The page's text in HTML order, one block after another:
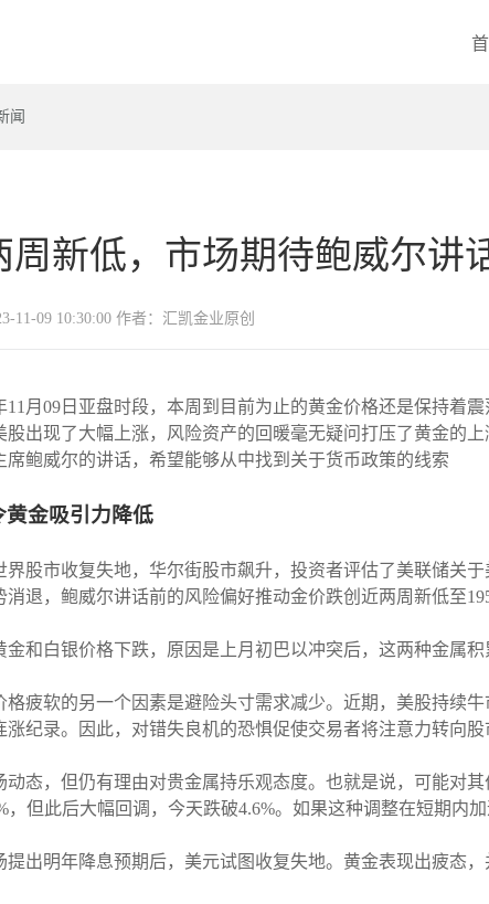
闻
周新低，市场期待鲍威尔讲
11-09 10:30:00 作者：汇凯金业原创
11月09日亚盘时段，本周到目前为止的黄金价格还是保持着
股出现了大幅上涨，风险资产的回暖毫无疑问打压了黄金的
席鲍威尔的讲话，希望能够从中找到关于货币政策的线索
黄金吸引力降低
界股市收复失地，华尔街股市飙升，投资者评估了美联储关
消退，鲍威尔讲话前的风险偏好推动金价跌创近两周新低至
金和白银价格下跌，原因是上月初巴以冲突后，这两种金属积
格疲软的另一个因素是避险头寸需求减少。近期，美股持续
涨纪录。因此，对错失良机的恐惧促使交易者将注意力转向股
动态，但仍有理由对贵金属持乐观态度。也就是说，可能对
，但此后大幅回调，今天跌破4.6%。如果这种调整在短期内
提出明年降息预期后，美元试图收复失地。黄金表现出疲态，